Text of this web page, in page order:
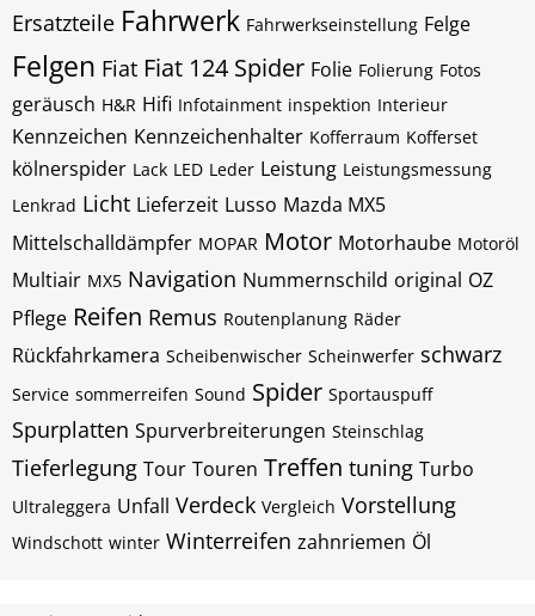
Ersatzteile Fahrwerk Fahrwerkseinstellung Felge
Felgen Fiat Fiat 124 Spider Folie Folierung Fotos
geräusch H&R Hifi Infotainment inspektion Interieur
Kennzeichen Kennzeichenhalter Kofferraum Kofferset
kölnerspider Lack LED Leder Leistung Leistungsmessung
Lenkrad Licht Lieferzeit Lusso Mazda MX5
Mittelschalldämpfer MOPAR Motor Motorhaube Motoröl
Multiair MX5 Navigation Nummernschild original OZ
Pflege Reifen Remus Routenplanung Räder
Rückfahrkamera Scheibenwischer Scheinwerfer schwarz
Service sommerreifen Sound Spider Sportauspuff
Spurplatten Spurverbreiterungen Steinschlag
Tieferlegung Tour Touren Treffen tuning Turbo
Ultraleggera Unfall Verdeck Vergleich Vorstellung
Windschott winter Winterreifen zahnriemen Öl